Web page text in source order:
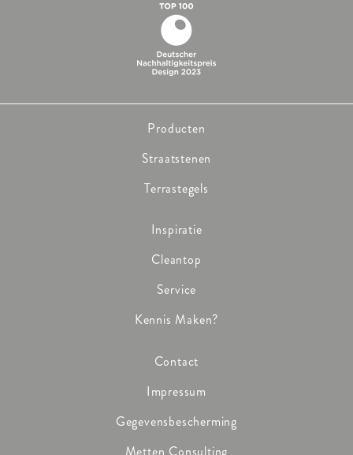
Producten
Straatstenen
Terrastegels
Inspiratie
Cleantop
Service
Kennis Maken?
Contact
Impressum
Gegevensbescherming
Metten Consulting